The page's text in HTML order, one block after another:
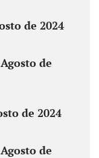
de 2024
de
de 2024
de